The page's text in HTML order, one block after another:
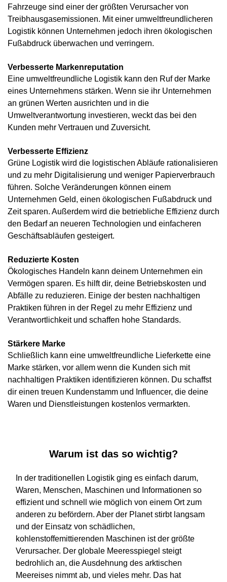
Fahrzeuge sind einer der größten Verursacher von
Treibhausgasemissionen. Mit einer umweltfreundlicheren
Logistik können Unternehmen jedoch ihren ökologischen
Fußabdruck überwachen und verringern.
Verbesserte Markenreputation
Eine umweltfreundliche Logistik kann den Ruf der Marke
eines Unternehmens stärken. Wenn sie ihr Unternehmen
an grünen Werten ausrichten und in die
Umweltverantwortung investieren, weckt das bei den
Kunden mehr Vertrauen und Zuversicht.
Verbesserte Effizienz
Grüne Logistik wird die logistischen Abläufe rationalisieren
und zu mehr Digitalisierung und weniger Papierverbrauch
führen. Solche Veränderungen können einem
Unternehmen Geld, einen ökologischen Fußabdruck und
Zeit sparen. Außerdem wird die betriebliche Effizienz durch
den Bedarf an neueren Technologien und einfacheren
Geschäftsabläufen gesteigert.
Reduzierte Kosten
Ökologisches Handeln kann deinem Unternehmen ein
Vermögen sparen. Es hilft dir, deine Betriebskosten und
Abfälle zu reduzieren. Einige der besten nachhaltigen
Praktiken führen in der Regel zu mehr Effizienz und
Verantwortlichkeit und schaffen hohe Standards.
Stärkere Marke
Schließlich kann eine umweltfreundliche Lieferkette eine
Marke stärken, vor allem wenn die Kunden sich mit
nachhaltigen Praktiken identifizieren können. Du schaffst
dir einen treuen Kundenstamm und Influencer, die deine
Waren und Dienstleistungen kostenlos vermarkten.
Warum ist das so wichtig?
In der traditionellen Logistik ging es einfach darum,
Waren, Menschen, Maschinen und Informationen so
effizient und schnell wie möglich von einem Ort zum
anderen zu befördern. Aber der Planet stirbt langsam
und der Einsatz von schädlichen,
kohlenstoffemittierenden Maschinen ist der größte
Verursacher. Der globale Meeresspiegel steigt
bedrohlich an, die Ausdehnung des arktischen
Meereises nimmt ab, und vieles mehr. Das hat